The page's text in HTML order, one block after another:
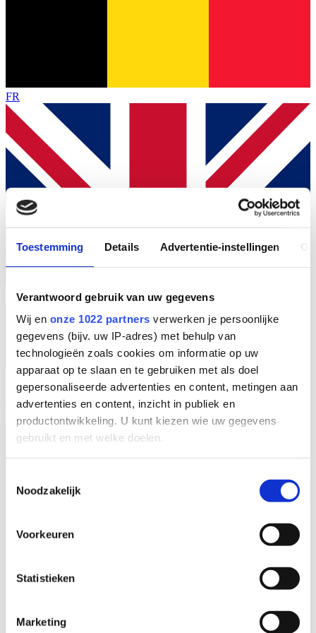
Toestemming Details Advertentie-instellingen
Verantwoord gebruik van uw gegevens
Wij en onze 1022 partners verwerken je persoonlijke
gegevens (bijv. uw IP-adres) met behulp van
technologieën zoals cookies om informatie op uw
apparaat op te slaan en te gebruiken met als doel
gepersonaliseerde advertenties en content, metingen aan
advertenties en content, inzicht in publiek en
productontwikkeling. U kunt kiezen wie uw gegevens
gebruikt en met welke doelen.
Informatie verzamelen over uw geografische
Uw apparaat identificeren door het actief te
scannen op specifieke eigenschappen (fingerprinting)
verwerkt en stel uw voorkeuren in het
detailgedeelte in.
Noodzakelijk
Voorkeuren
Statistieken
Marketing
FR
EN